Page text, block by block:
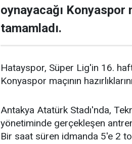
oynayacağı Konyaspor
tamamladı.
Hatayspor, Süper Lig'in 16.
Konyaspor maçının
Antakya Atatürk Stadı'nda,
yönetiminde gerçekleşen
Bir saat süren idmanda 5'e 2